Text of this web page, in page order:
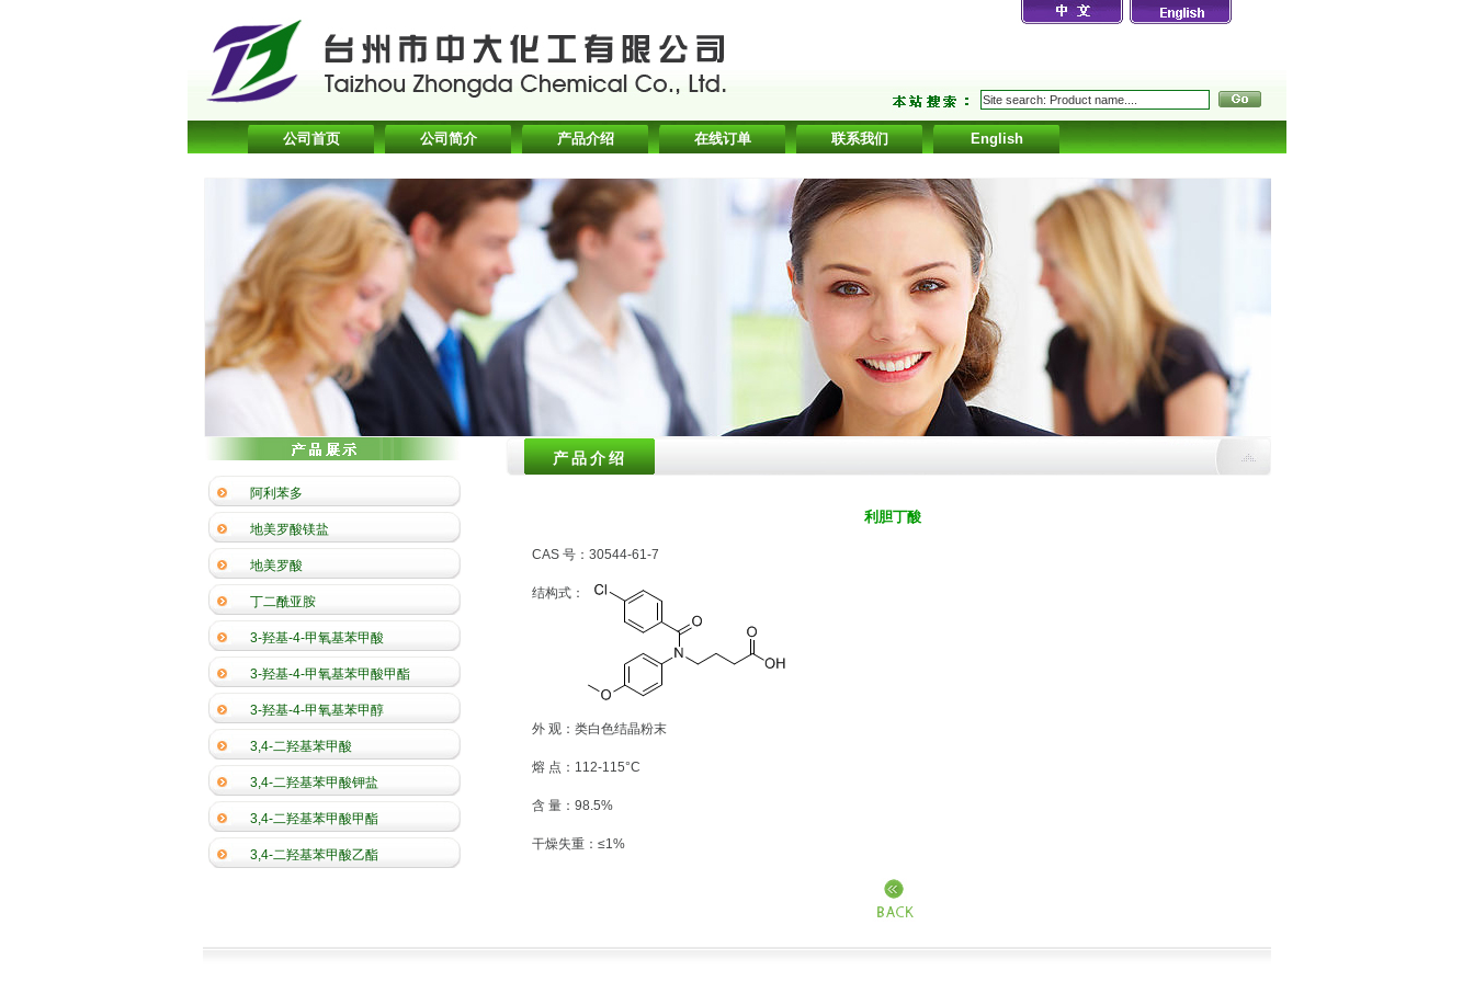
公司首页 公司简介 产品介绍 在线订单 联系我们 English
阿利苯多
地美罗酸镁盐
地美罗酸
丁二酰亚胺
3-羟基-4-甲氧基苯甲酸
3-羟基-4-甲氧基苯甲酸甲酯
3-羟基-4-甲氧基苯甲醇
3,4-二羟基苯甲酸
3,4-二羟基苯甲酸钾盐
3,4-二羟基苯甲酸甲酯
3,4-二羟基苯甲酸乙酯
产品介绍
利胆丁酸
CAS 号：30544-61-7
结构式：
外 观：类白色结晶粉末
熔 点：112-115°C
含 量：98.5%
干燥失重：≤1%